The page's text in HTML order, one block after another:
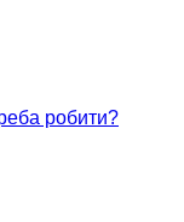
робити?